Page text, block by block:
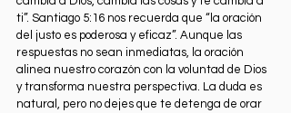
ti”. Santiago 5:16 nos recuerda que “la oración
del justo es poderosa y eficaz”. Aunque las
respuestas no sean inmediatas, la oración
alinea nuestro corazón con la voluntad de Dios
y transforma nuestra perspectiva. La duda es
natural, pero no dejes que te detenga de orar